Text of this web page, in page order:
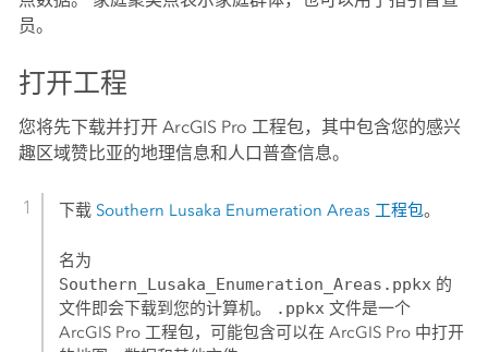
员。
打开工程
您将先下载并打开 ArcGIS Pro 工程包，其中包含您的感兴
趣区域赞比亚的地理信息和人口普查信息。
下载 Southern Lusaka Enumeration Areas 工程包。
名为
Southern_Lusaka_Enumeration_Areas.ppkx 的
文件即会下载到您的计算机。
.ppkx 文件是一个
ArcGIS Pro 工程包，可能包含可以在ArcGIS Pro 中打开